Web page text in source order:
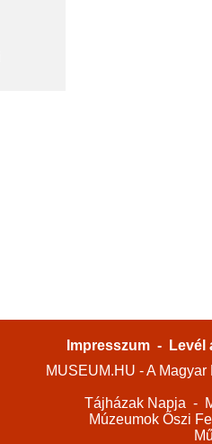
Impresszum -
Levél
MUSEUM.HU - A
Tájházak Napja -
Múzeumok Őszi